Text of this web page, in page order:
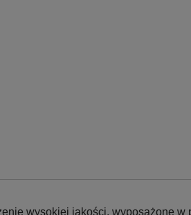
wysokiej jakości, wyposażone w